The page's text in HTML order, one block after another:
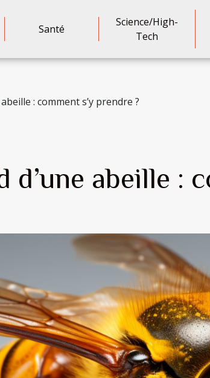
Santé
Science/High-
Tech
: comment s’y prendre ?
d’une abeille :